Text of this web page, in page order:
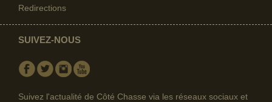
Redirections
SUIVEZ-NOUS
Facebook
TwitterInstagram
Suivez l'actualité de Côté Chasse via les réseaux sociaux et